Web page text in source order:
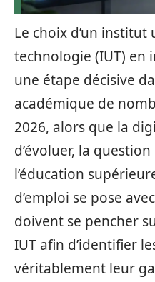
Le choix d’un
technologie (IUT)
une étape décisive
académique de
2026, alors que la
d’évoluer, la
l’éducation
d’emploi se pose
doivent se pencher
IUT afin d’identifier
véritablement leur